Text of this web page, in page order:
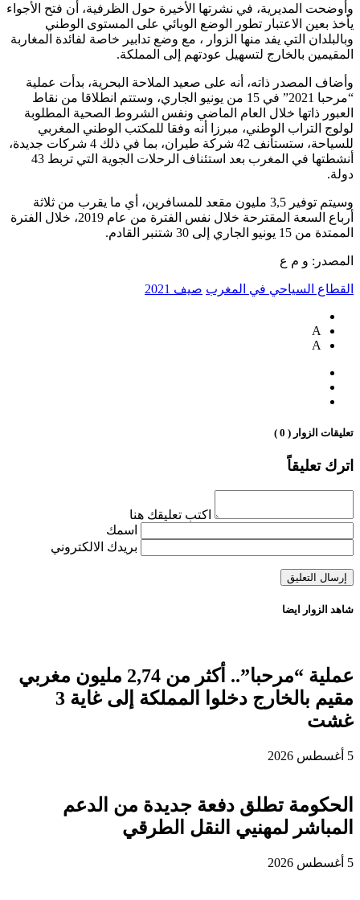
وأوضحت المديرية، في نشرتها الأخيرة حول الظرفية، أن فتح الأجواء
يأخذ بعين الاعتبار تطور الوضع الوبائي على المستوى الوطني
وبالبلدان التي يفد منها الزوار ، مع وضع تدابير خاصة لفائدة المغاربة
المقيمين بالخارج لتسهيل عودتهم إلى المملكة.
وأضاف المصدر ذاته، أنه على صعيد الملاحة البحرية، بدأت عملية
“مرحبا 2021” في 15 من يونيو الجاري، وستتم انطلاقا من نقاط
العبور ذاتها خلال العام الماضي ونفس الشروط الصحية المطلوبة
لولوج التراب الوطني، مبرزا أنه وفقا للمكتب الوطني المغربي
للسياحة، ستستأنف 42 شركة طيران، بما في ذلك 4 شركات جديدة،
أنشطتها في المغرب بعد استئناف الرحلات الجوية التي تربط 43
دولة.
وسيتم توفير 3,5 مليون مقعد للمسافرين، أي ما يقرب من ثلاثة
أرباع السعة المقترحة خلال نفس الفترة من عام 2019، خلال الفترة
الممتدة من 15 يونيو الجاري إلى 30 شتنبر القادم.
المصدر: و م ع
القطاع السياحي في المغرب صيف 2021
A
A
تعليقات الزوار ( 0 )
اترك تعليقاً
اكتب تعليقك هنا
اسمك
بريدك الالكتروني
شاهد الزوار ايضا
عملية “مرحبا”.. أكثر من 2,74 مليون مغربي
مقيم بالخارج دخلوا المملكة إلى غاية 3
غشت
5 أغسطس 2026
الحكومة تطلق دفعة جديدة من الدعم
المباشر لمهنيي النقل الطرقي
5 أغسطس 2026